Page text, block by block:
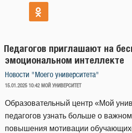
Педагогов приглашают на
эмоциональном интеллекте
Новости "Моего университета"
ОПУБЛИКОВАНО
15.01.2025 10:42 МОЙ УНИВЕРСИТЕТ
Образовательный центр «Мой
педагогов узнать больше о
повышения мотивации